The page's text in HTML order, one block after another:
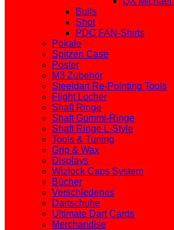
Bulls
Shot
PDC FAN-Shirts
Pokale
Spitzen Case
Poster
M3 Zubehör
Steeldart Re-Pointing Tools
Flight Locher
Shaft Ringe
Shaft Gummi-Ringe
Shaft Ringe L-Style
Tools & Tuning
Grip & Wax
Displays
Wizlock Caps System
Bücher
Verschiedenes
Dartschuhe
Ultimate Dart Cards
Merchandise